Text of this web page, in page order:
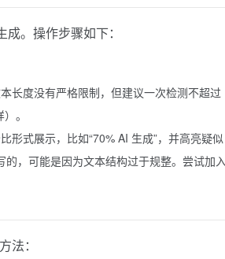
。操作步骤如下：
长度没有严格限制，但建议一次检测不超过
。
式展示，比如“70% AI 生成”，并高亮疑似
，可能是因为文本结构过于规整。尝试加
法：